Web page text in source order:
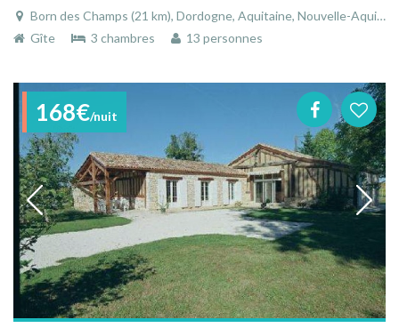
Born des Champs (21 km), Dordogne, Aquitaine, Nouvelle-Aquitaine, France
Gîte
3 chambres 13 personnes
168€/nuit